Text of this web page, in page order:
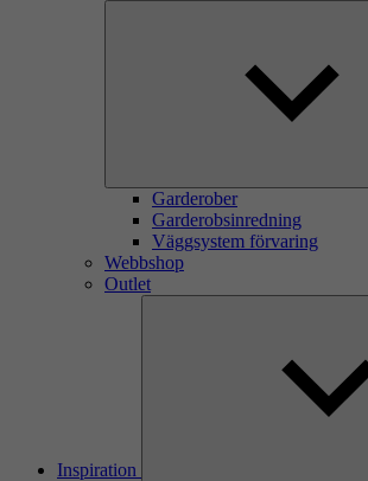
Garderober
Garderobsinredning
Väggsystem förvaring
Webbshop
Outlet
Inspiration